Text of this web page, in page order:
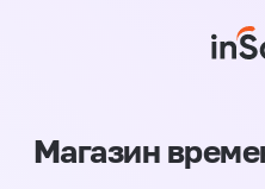
Магазин